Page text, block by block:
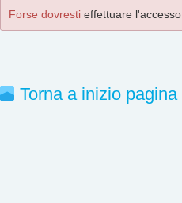
Forse dovresti effettuare l'accesso
Torna a inizio pagina